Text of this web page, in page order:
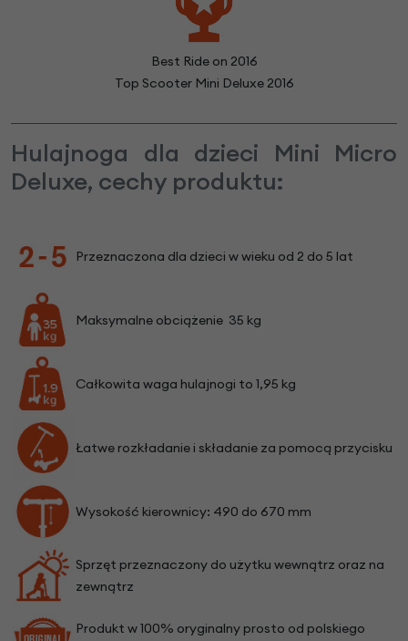
Best Ride on 2016
Top Scooter Mini Deluxe 2016
Hulajnoga dla dzieci Mini Micro
Deluxe, cechy produktu:
Przeznaczona dla dzieci w wieku od 2 do 5 lat
Maksymalne obciążenie 35 kg
Całkowita waga hulajnogi to 1,95 kg
Łatwe rozkładanie i składanie za pomocą przycisku
Wysokość kierownicy: 490 do 670 mm
Sprzęt przeznaczony do użytku wewnątrz oraz na
zewnątrz
Produkt w 100% oryginalny prosto od polskiego